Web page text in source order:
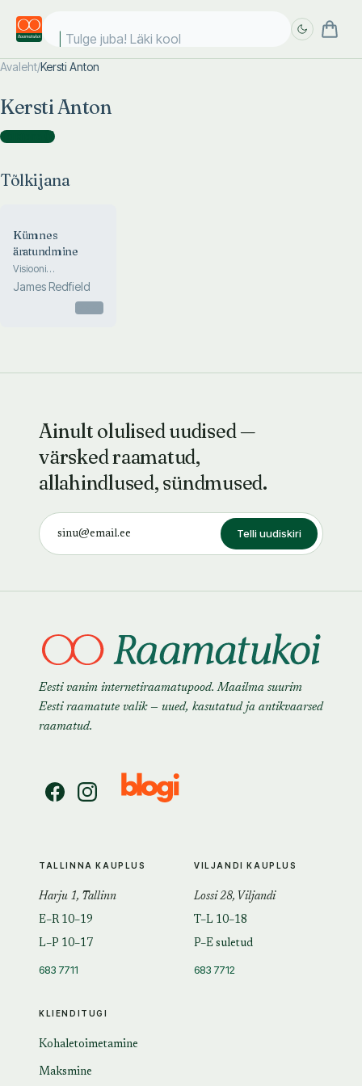
Tulge juba! Läki kooli
Avaleht/Kersti Anton
Kersti Anton
Tõlkijana )
Tõlkijana
Kümnes
äratundmine
Visiooni
alalhoidmine.
«Taevase
James Redfield
Ainult olulised uudised —
värsked raamatud,
allahindlused, sündmused.
Telli uudiskiri
Eesti vanim internetiraamatupood. Maailma suurim
Eesti raamatute valik — uued, kasutatud ja antikvaarsed
raamatud.
KLIENDITUGI
Kohaletoimetamine
Maksmine
TALLINNA KAUPLUS
Harju 1, Tallinn
E–R 10–19
L–P 10–17
683 7711
VILJANDI KAUPLUS
Lossi 28, Viljandi
T–L 10–18
P–E suletud
683 7712